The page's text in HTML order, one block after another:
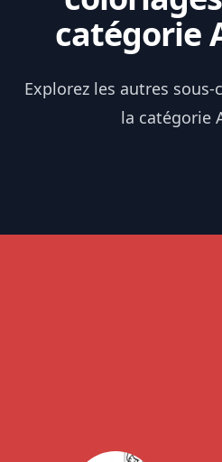
catégorie
Explorez les autres
la catégorie